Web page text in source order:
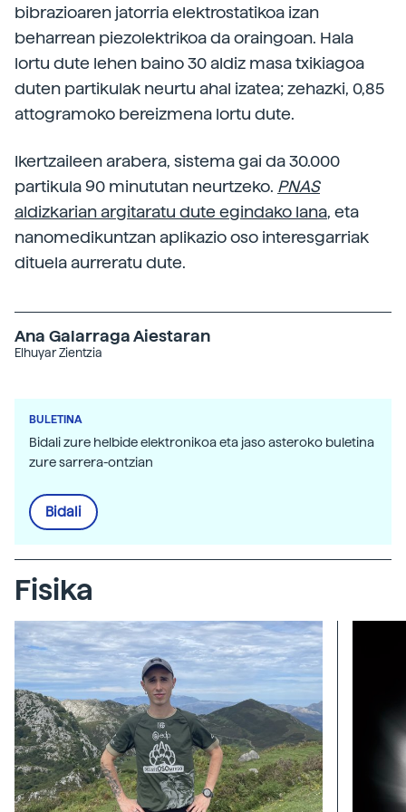
bibrazioaren jatorria elektrostatikoa izan
beharrean piezolektrikoa da oraingoan. Hala
lortu dute lehen baino 30 aldiz masa txikiagoa
duten partikulak neurtu ahal izatea; zehazki, 0,85
attogramoko bereizmena lortu dute.
Ikertzaileen arabera, sistema gai da 30.000
partikula 90 minututan neurtzeko. PNAS
aldizkarian argitaratu dute egindako lana, eta
nanomedikuntzan aplikazio oso interesgarriak
dituela aurreratu dute.
Ana Galarraga Aiestaran
Elhuyar Zientzia
BULETINA
Bidali zure helbide elektronikoa eta jaso asteroko buletina
zure sarrera-ontzian
Bidali
Fisika